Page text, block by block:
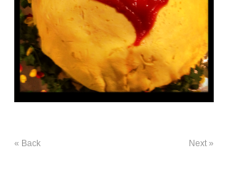
« Back Next »